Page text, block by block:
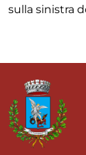
sulla sinistra